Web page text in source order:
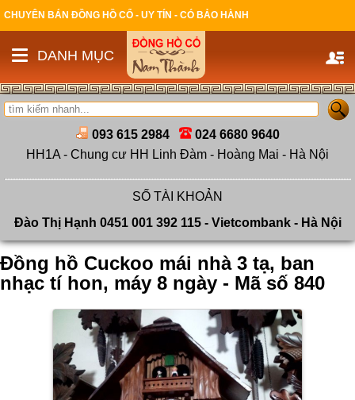
CHUYÊN BÁN ĐỒNG HỒ CỔ - UY TÍN - CÓ BẢO HÀNH
DANH MỤC
093 615 2984
024 6680 9640
HH1A - Chung cư HH Linh Đàm - Hoàng Mai - Hà Nội
SỐ TÀI KHOẢN
Đào Thị Hạnh 0451 001 392 115 - Vietcombank - Hà Nội
Đồng hồ Cuckoo mái nhà 3 tạ, ban
nhạc tí hon, máy 8 ngày - Mã số 840